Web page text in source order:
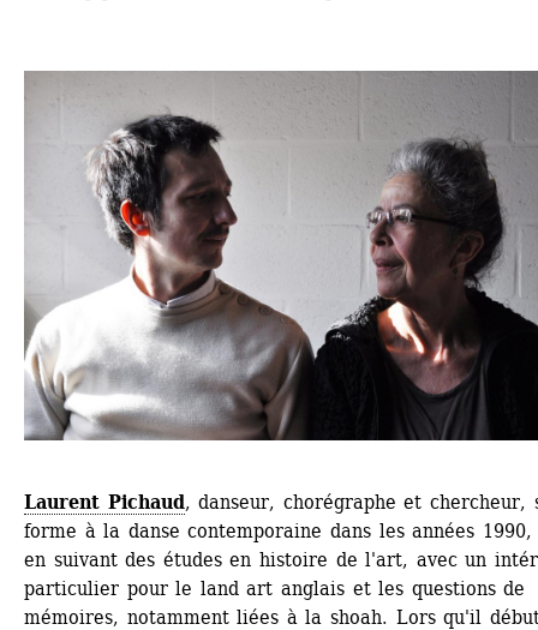
Laurent Pichaud, danseur, chorégraphe et chercheur,
forme à la danse contemporaine dans les années
en suivant des études en histoire de l'art, avec un
particulier pour le land art anglais et les questions de
mémoires, notamment liées à la shoah. Lors qu'il